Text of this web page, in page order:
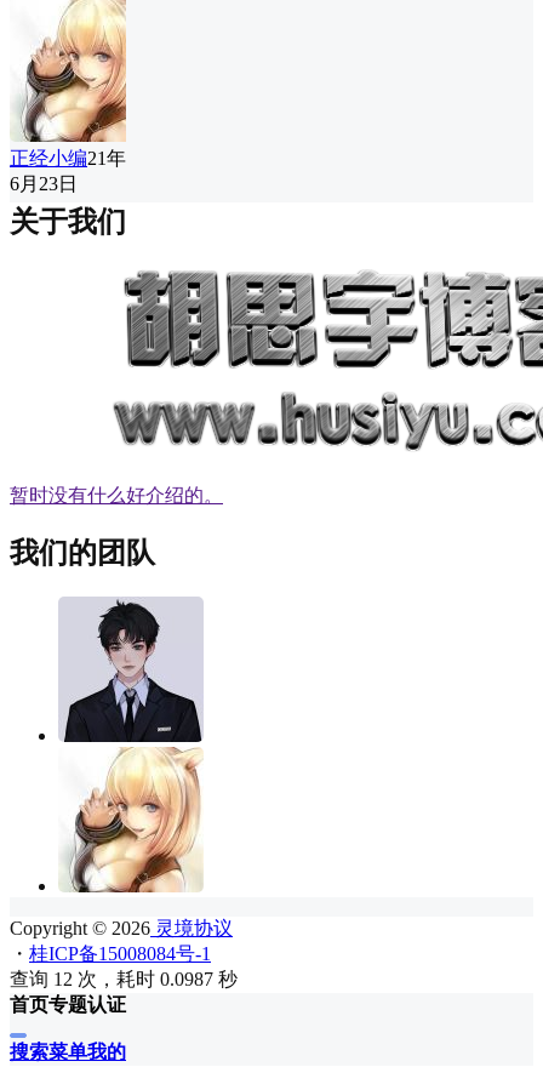
正经小编21年
6月23日
关于我们
暂时没有什么好介绍的。
我们的团队
Copyright © 2026 灵境协议
・ 桂ICP备15008084号-1
查询 12 次，耗时 0.0987 秒
首页专题认证
搜索菜单我的